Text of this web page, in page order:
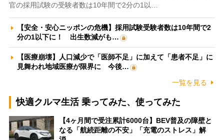
官の採用試験の受験者数は10年間で2分の1以…
【安全・安心ニッポンの危機】採用試験受験者数は10年間で2
分の1以下に！ 出生数減がも…
【医療崩壊】人口減少で「医師不足」に加えて「患者不足」に
見舞われ地域医療が限界に 今後…
一覧を見る
快適クルマ生活 乗ってみた、使ってみた
【4ヶ月間で受注累計6000台】BEV普及の障壁と
なる「航続距離の不安」「充電のストレス」解